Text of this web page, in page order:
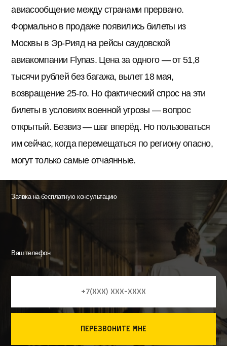
авиасообщение между странами прервано.
Формально в продаже появились билеты из
Москвы в Эр-Рияд на рейсы саудовской
авиакомпании Flynas. Цена за одного — от 51,8
тысячи рублей без багажа, вылет 18 мая,
возвращение 25-го. Но фактический спрос на эти
билеты в условиях военной угрозы — вопрос
открытый. Безвиз — шаг вперёд. Но пользоваться
им сейчас, когда перемещаться по региону опасно,
могут только самые отчаянные.
Заявка на бесплатную консультацию
Ваш телефон
перезвоните мне